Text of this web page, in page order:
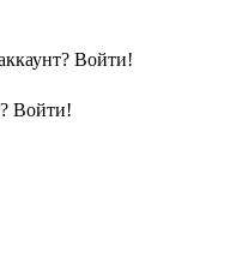
Войти!
Войти!